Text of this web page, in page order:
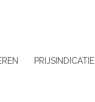
PRIJSINDICATIE